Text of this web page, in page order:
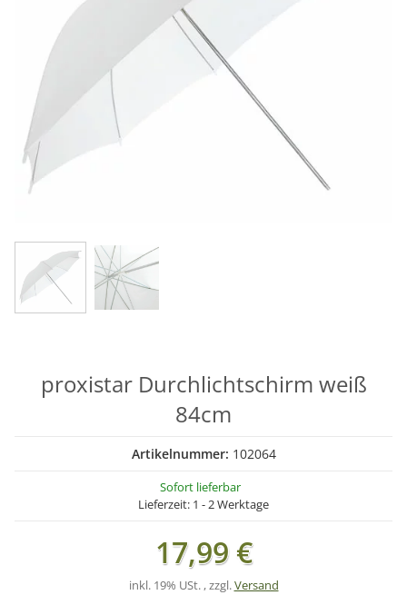
proxistar Durchlichtschirm weiß
84cm
Artikelnummer: 102064
Sofort lieferbar
Lieferzeit: 1 - 2 Werktage
17,99 €
inkl. 19% USt. , zzgl.Versand